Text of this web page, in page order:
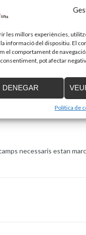
les millors experiències,
la informació del dispositiu. El
el comportament de
pot afectar
DENEGAR
Política de
posar una
representen
aquestes
l’escala.
Ja a l’interior
les cadires
per accedir a
comoditat en
En definitiva,
tots els seus
necessaris estan